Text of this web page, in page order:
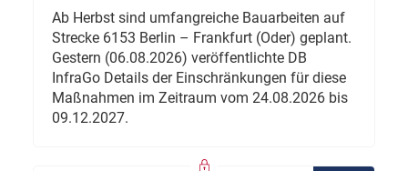
Ab Herbst sind umfangreiche Bauarbeiten auf
Strecke 6153 Berlin – Frankfurt (Oder) geplant.
Gestern (06.08.2026) veröffentlichte DB
InfraGo Details der Einschränkungen für diese
Maßnahmen im Zeitraum vom 24.08.2026 bis
09.12.2027.